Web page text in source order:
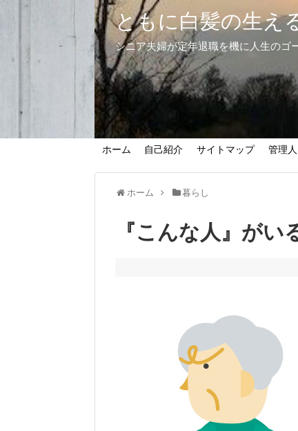
ともに白髪の生え
シニア夫婦が定年退職を機に人生のゴ
ホーム 自己紹介 サイトマップ 管理
ホーム 暮らし
『こんな人』がい